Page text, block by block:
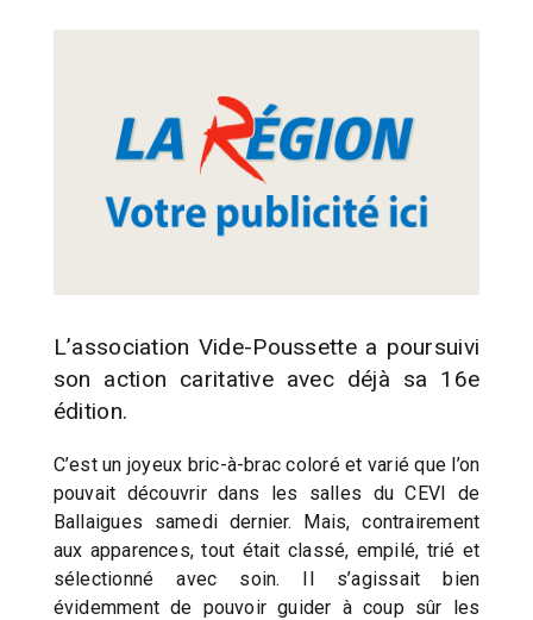
L’association Vide-Poussette a poursuivi
son action caritative avec déjà sa 16e
édition.
C’est un joyeux bric-à-brac coloré et varié que l’on
pouvait découvrir dans les salles du CEVI de
Ballaigues samedi dernier. Mais, contrairement
aux apparences, tout était classé, empilé, trié et
sélectionné avec soin. Il s’agissait bien
évidemment de pouvoir guider à coup sûr les